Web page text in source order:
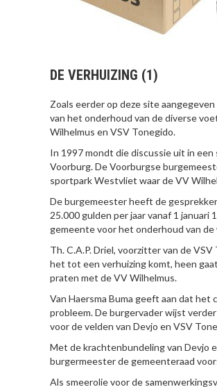
DE VERHUIZING (1)
Zoals eerder op deze site
van het onderhoud van de diverse
Wilhelmus en VSV Tonegido.
In 1997 mondt die discussie uit in
Voorburg. De Voorburgse
sportpark Westvliet waar de VV
De burgemeester heeft de
25.000 gulden per jaar vanaf 1
gemeente voor het onderhoud van
Th. C.A.P. Driel, voorzitter van de
het tot een verhuizing komt, heen
praten met de VV Wilhelmus.
Van Haersma Buma geeft aan dat
probleem. De burgervader wijst
voor de velden van Devjo en VSV
Met de krachtenbundeling van Devjo
burgermeester de gemeenteraad
Als smeerolie voor de